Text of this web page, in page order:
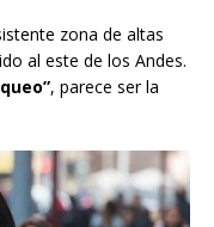
zona de altas
al este de los Andes.
, parece ser la